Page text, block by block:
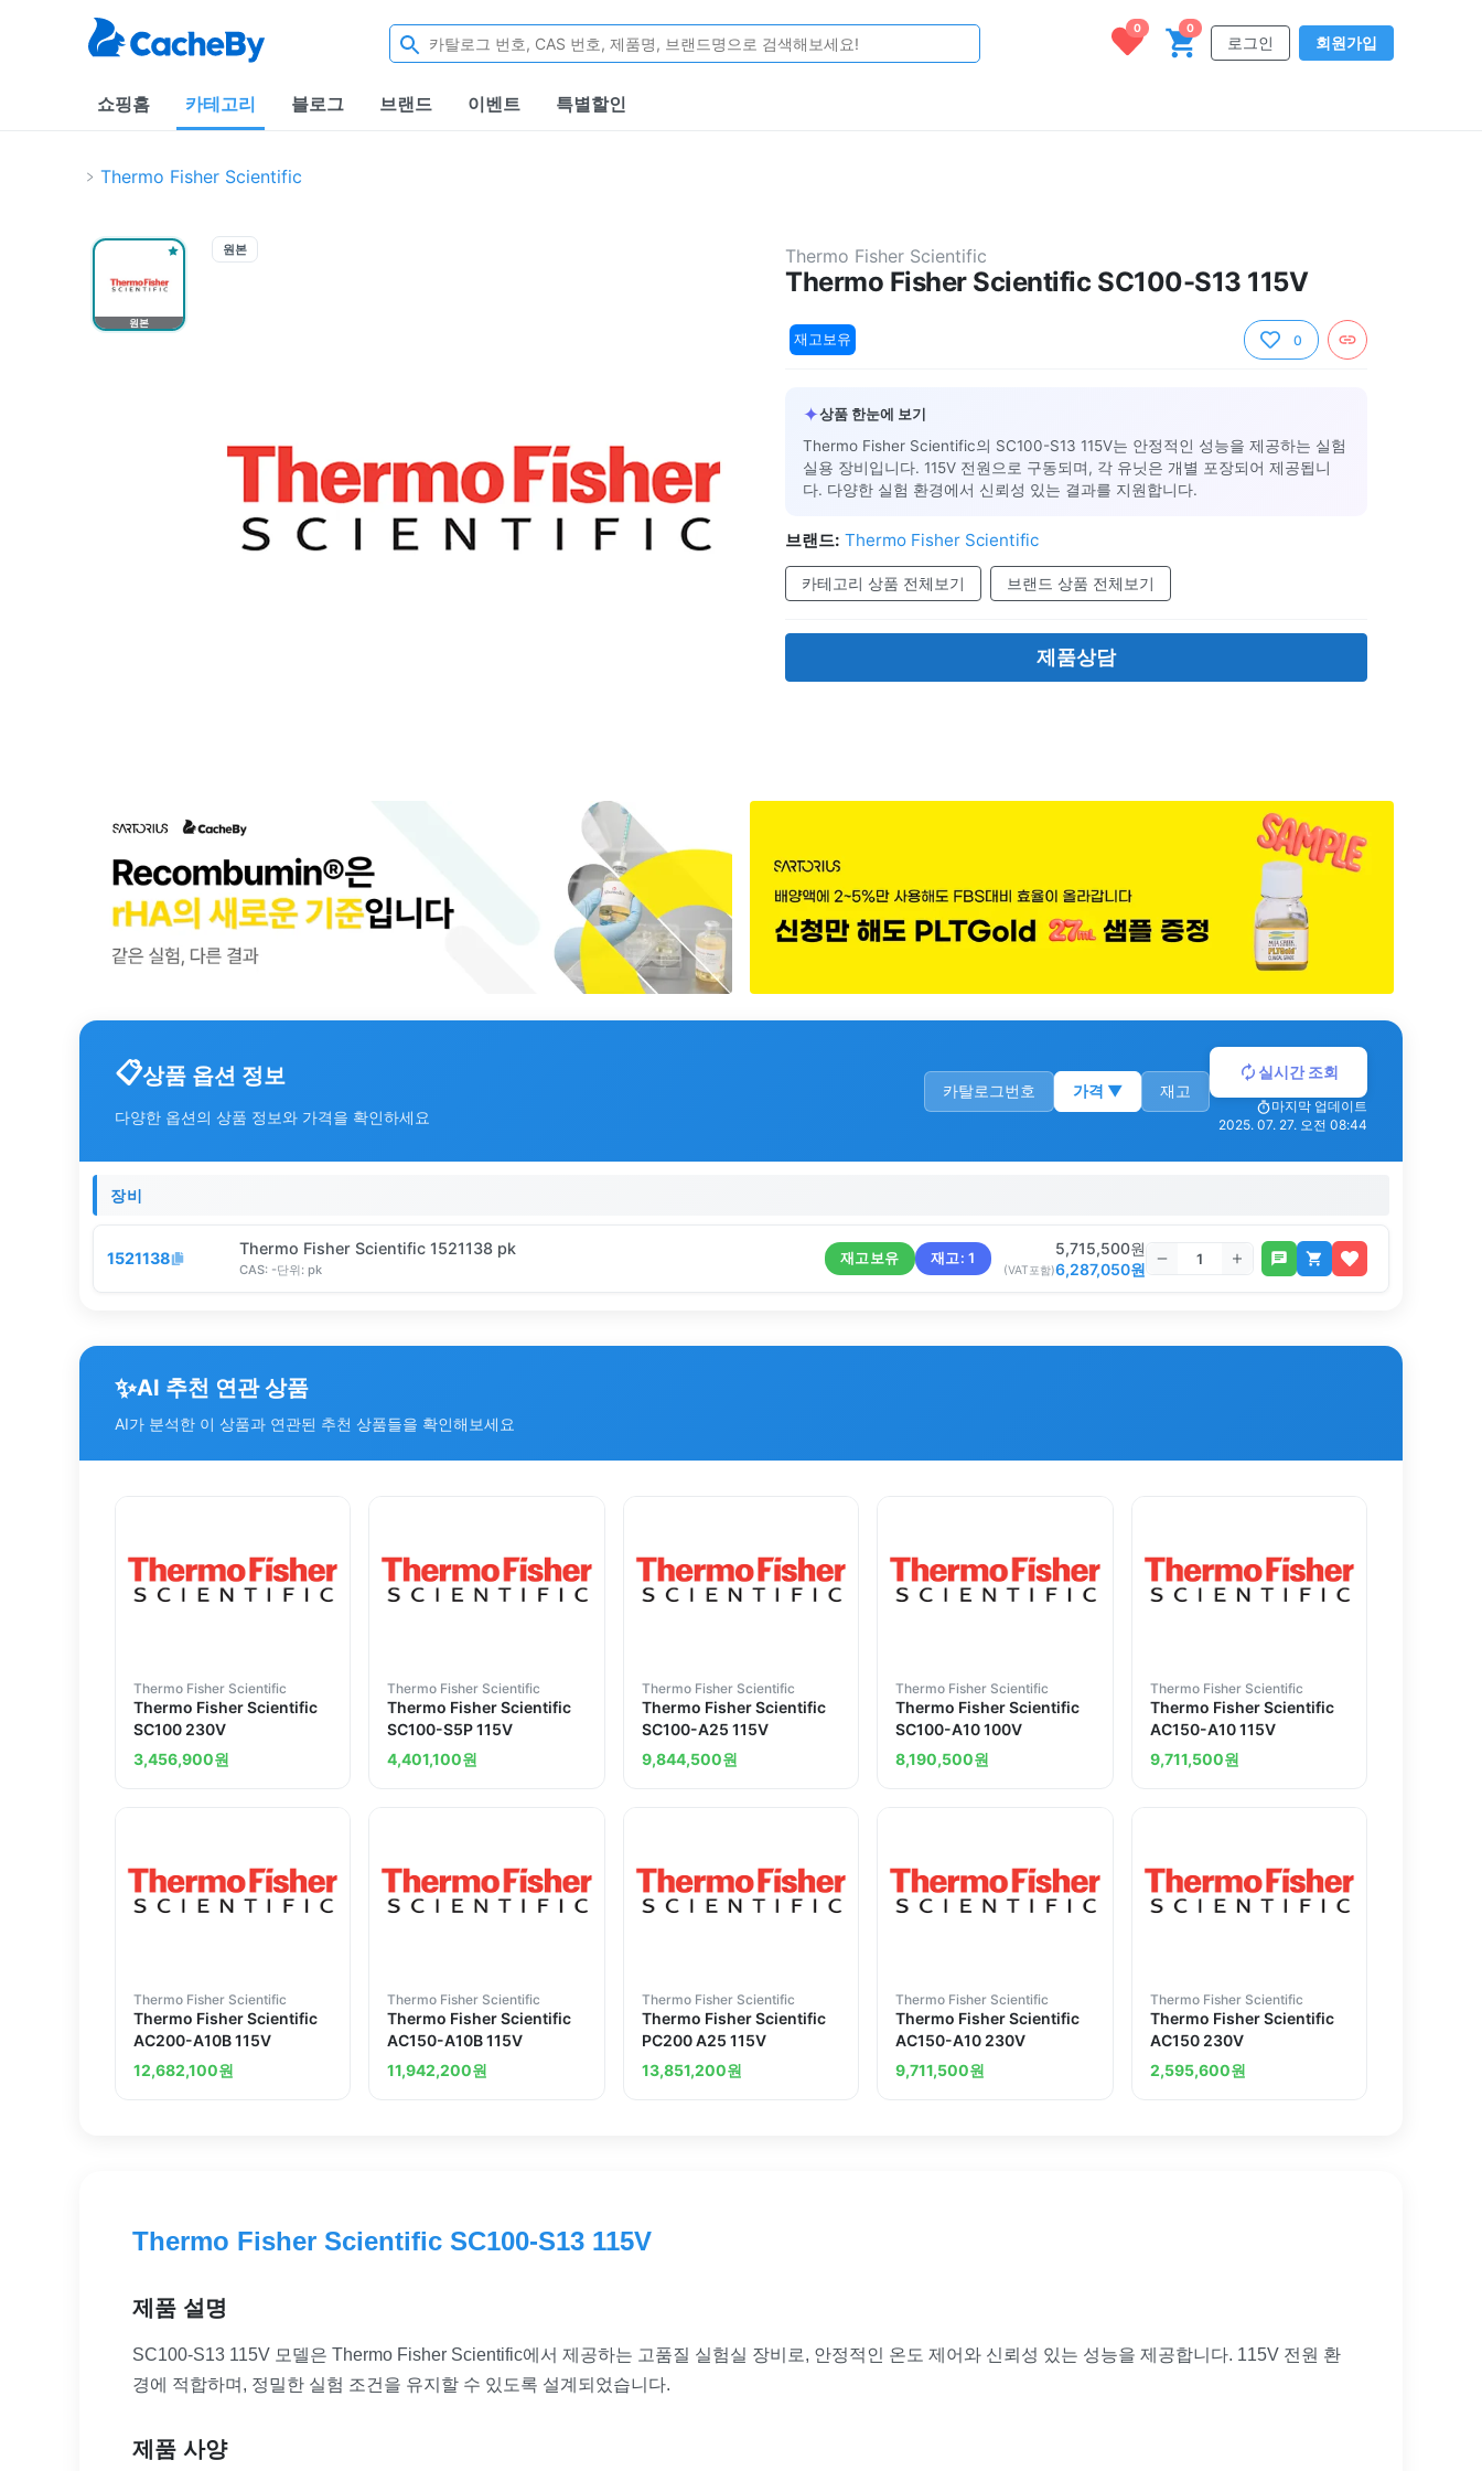
0 0
로그인 회원가입
쇼핑홈 카테고리 블로그 브랜드 이벤트 특별할인
Thermo Fisher Scientific
원본
원본 Thermo Fisher Scientific
Thermo Fisher Scientific SC100-S13 115V
재고보유 0
✦상품 한눈에 보기
Thermo Fisher Scientific의 SC100-S13 115V는 안정적인 성능을 제공하는 실험
실용 장비입니다. 115V 전원으로 구동되며, 각 유닛은 개별 포장되어 제공됩니
다. 다양한 실험 환경에서 신뢰성 있는 결과를 지원합니다.
브랜드: Thermo Fisher Scientific
카테고리 상품 전체보기 브랜드 상품 전체보기
제품상담
상품 옵션 정보
다양한 옵션의 상품 정보와 가격을 확인하세요
카탈로그번호 가격 ▼ 재고
실시간 조회
마지막 업데이트
2025. 07. 27. 오전 08:44
장비
1521138
Thermo Fisher Scientific 1521138 pk
CAS: -단위: pk
재고보유 재고:1 5,715,500원
(VAT포함)6,287,050원
✨AI 추천 연관 상품
AI가 분석한 이 상품과 연관된 추천 상품들을 확인해보세요
Thermo Fisher Scientific
Thermo Fisher Scientific
SC100 230V
3,456,900원
Thermo Fisher Scientific
Thermo Fisher Scientific
SC100-S5P 115V
4,401,100원
Thermo Fisher Scientific
Thermo Fisher Scientific
SC100-A25 115V
9,844,500원
Thermo Fisher Scientific
Thermo Fisher Scientific
SC100-A10 100V
8,190,500원
Thermo Fisher Scientific
Thermo Fisher Scientific
AC150-A10 115V
9,711,500원
Thermo Fisher Scientific
Thermo Fisher Scientific
AC200-A10B 115V
12,682,100원
Thermo Fisher Scientific
Thermo Fisher Scientific
AC150-A10B 115V
11,942,200원
Thermo Fisher Scientific
Thermo Fisher Scientific
PC200 A25 115V
13,851,200원
Thermo Fisher Scientific
Thermo Fisher Scientific
AC150-A10 230V
9,711,500원
Thermo Fisher Scientific
Thermo Fisher Scientific
AC150 230V
2,595,600원
Thermo Fisher Scientific SC100-S13 115V
제품 설명
SC100-S13 115V 모델은 Thermo Fisher Scientific에서 제공하는 고품질 실험실 장비로, 안정적인 온도 제어와 신뢰성 있는 성능을 제공합니다. 115V 전원 환
경에 적합하며, 정밀한 실험 조건을 유지할 수 있도록 설계되었습니다.
제품 사양